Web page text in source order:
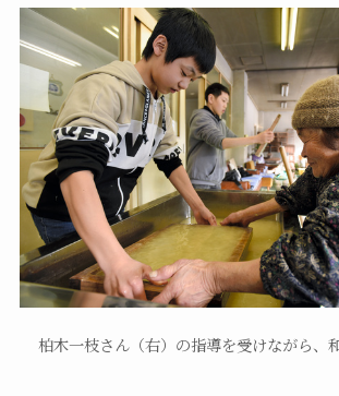
柏木一枝さん（右）の指導を受けながら、